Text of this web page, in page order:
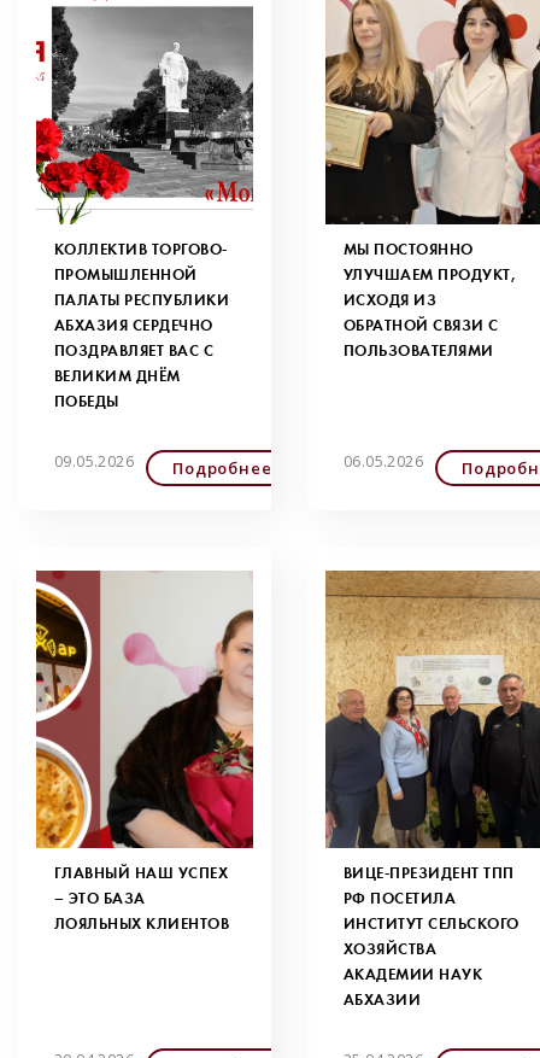
КОЛЛЕКТИВ ТОРГОВО-
ПРОМЫШЛЕННОЙ
ПАЛАТЫ РЕСПУБЛИКИ
АБХАЗИЯ СЕРДЕЧНО
ПОЗДРАВЛЯЕТ ВАС С
ВЕЛИКИМ ДНЁМ
ПОБЕДЫ
09.05.2026 Подробнее
МЫ ПОСТОЯННО
УЛУЧШАЕМ ПРОДУКТ,
ИСХОДЯ ИЗ
ОБРАТНОЙ СВЯЗИ С
ПОЛЬЗОВАТЕЛЯМИ
06.05.2026
ГЛАВНЫЙ НАШ УСПЕХ
– ЭТО БАЗА
ЛОЯЛЬНЫХ КЛИЕНТОВ
ВИЦЕ-ПРЕЗИДЕНТ ТПП
РФ ПОСЕТИЛА
ИНСТИТУТ СЕЛЬСКОГО
ХОЗЯЙСТВА
АКАДЕМИИ НАУК
АБХАЗИИ